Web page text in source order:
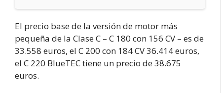
El precio base de la versión de motor más
pequeña de la Clase C – C 180 con 156 CV – es de
33.558 euros, el C 200 con 184 CV 36.414 euros,
el C 220 BlueTEC tiene un precio de 38.675
euros.